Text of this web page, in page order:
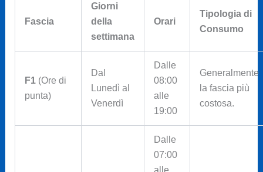
Fascia
Giorni
della
settimana
Orari
Tipologia di
Consumo
F1(Ore di
punta)
Dal
Lunedì al
Venerdì
Dalle
08:00
alle
19:00
Generalmente
la fascia più
costosa.
Dalle
07:00
alle